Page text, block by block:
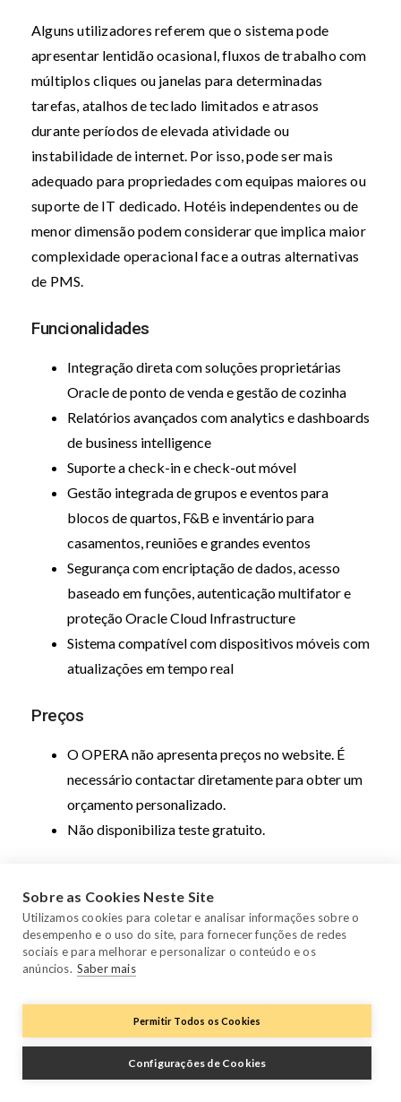
Alguns utilizadores referem que o sistema pode
apresentar lentidão ocasional, fluxos de trabalho com
múltiplos cliques ou janelas para determinadas
tarefas, atalhos de teclado limitados e atrasos
durante períodos de elevada atividade ou
instabilidade de internet. Por isso, pode ser mais
adequado para propriedades com equipas maiores ou
suporte de IT dedicado. Hotéis independentes ou de
menor dimensão podem considerar que implica maior
complexidade operacional face a outras alternativas
de PMS.
Funcionalidades
Integração direta com soluções proprietárias
Oracle de ponto de venda e gestão de cozinha
Relatórios avançados com analytics e dashboards
de business intelligence
Suporte a check-in e check-out móvel
Gestão integrada de grupos e eventos para
blocos de quartos, F&B e inventário para
casamentos, reuniões e grandes eventos
Segurança com encriptação de dados, acesso
baseado em funções, autenticação multifator e
proteção Oracle Cloud Infrastructure
Sistema compatível com dispositivos móveis com
atualizações em tempo real
Preços
O OPERA não apresenta preços no website. É
necessário contactar diretamente para obter um
orçamento personalizado.
Não disponibiliza teste gratuito.
HotelTechReport: 4,6 em 5 — com base em 756
avaliações
Trustpilot: N/D
5. Protel by Planet – indicado para
Sobre as Cookies Neste Site
Utilizamos cookies para coletar e analisar informações sobre o
desempenho e o uso do site, para fornecer funções de redes
sociais e para melhorar e personalizar o conteúdo e os
anúncios. Saber mais
Permitir Todos os Cookies
Configurações de Cookies